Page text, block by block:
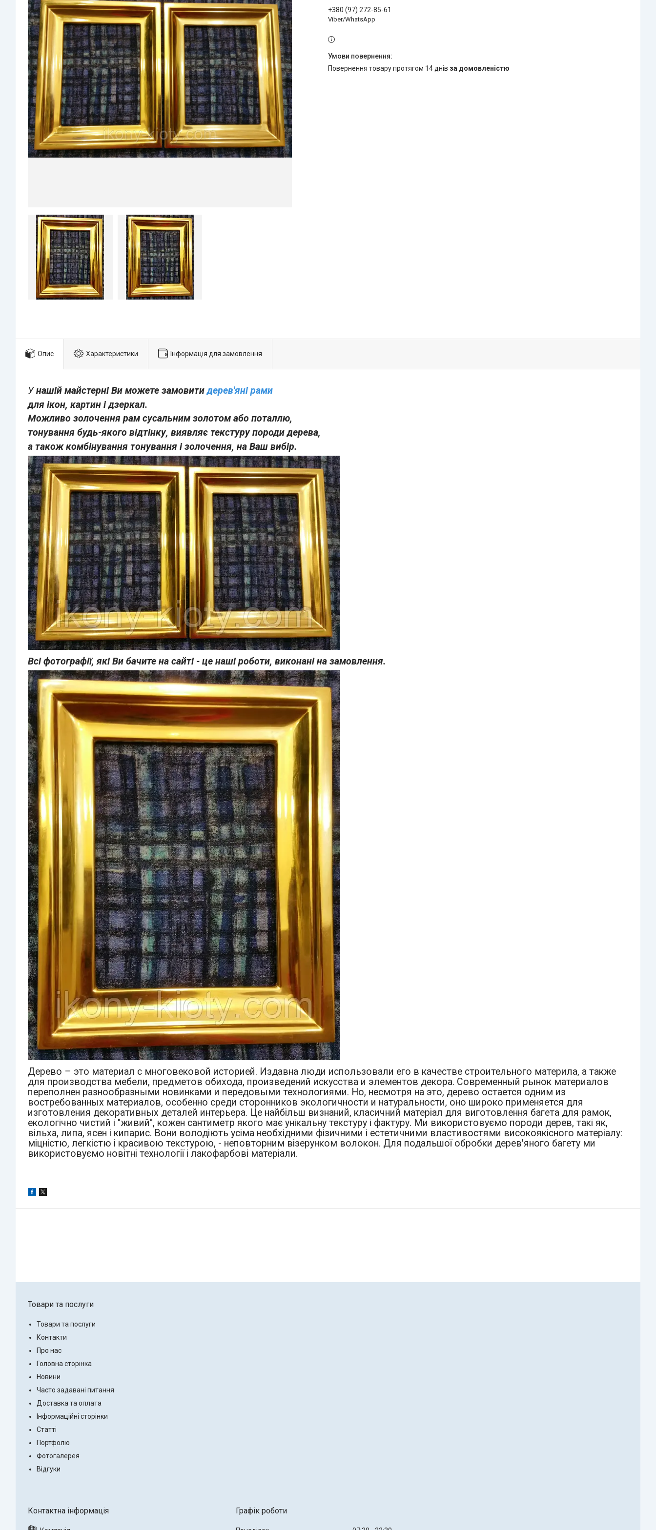
+380 (97) 272-85-61
Viber/WhatsApp
повернення товару протягом 14 днів за домовленістю
Опис Характеристики Інформація для замовлення
У нашій майстерні Ви можете замовитидерев'яні рами
для ікон, картин і дзеркал.
Можливо золочення рам сусальним золотом або поталлю,
тонування будь-якого відтінку, виявляє текстуру породи дерева,
а також комбінування тонування і золочення, на Ваш вибір.
Всі фотографії, які Ви бачите на сайті - це наші роботи, виконані на замовлення.
Дерево – это материал с многовековой историей. Издавна люди использовали его в качестве строительного материла, а также
для производства мебели, предметов обихода, произведений искусства и элементов декора. Современный рынок материалов
переполнен разнообразными новинками и передовыми технологиями. Но, несмотря на это, дерево остается одним из
востребованных материалов, особенно среди сторонников экологичности и натуральности, оно широко применяется для
изготовления декоративных деталей интерьера. Це найбільш визнаний, класичний матеріал для виготовлення багета для рамок,
екологічно чистий і "живий", кожен сантиметр якого має унікальну текстуру і фактуру. Ми використовуємо породи дерев, такі як,
вільха, липа, ясен і кипарис. Вони володіють усіма необхідними фізичними і естетичними властивостями високоякісного матеріалу:
міцністю, легкістю і красивою текстурою, - неповторним візерунком волокон. Для подальшої обробки дерев'яного багету ми
використовуємо новітні технології і лакофарбові матеріали.
Товари та послуги
Товари та послуги
Контакти
Про нас
Головна сторінка
Новини
Часто задавані питання
Доставка та оплата
Інформаційні сторінки
Статті
Портфоліо
Фотогалерея
Відгуки
Графік роботи